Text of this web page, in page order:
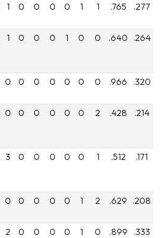
1 0 0 0 0 1 1 .765 .277
1 0 0 0 1 0 0 .640 .264
0 0 0 0 0 0 0 .966 .320
0 0 0 0 0 0 2 .428 .214
3 0 0 0 0 0 1 .512 .171
0 0 0 0 0 1 2 .629 .208
2 0 0 0 0 1 0 .899 .333